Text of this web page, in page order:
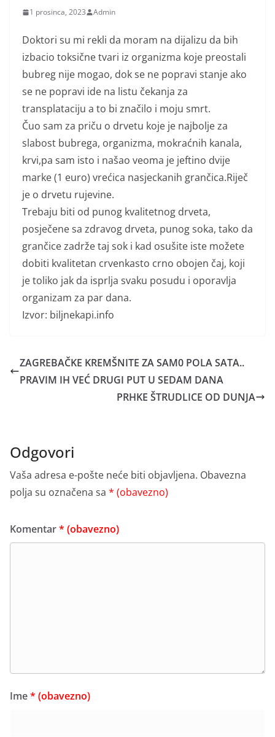
1 prosinca, 2023 Admin
Doktori su mi rekli da moram na dijalizu da bih
izbacio toksične tvari iz organizma koje preostali
bubreg nije mogao, dok se ne popravi stanje ako
se ne popravi ide na listu čekanja za
transplataciju a to bi značilo i moju smrt.
Čuo sam za priču o drvetu koje je najbolje za
slabost bubrega, organizma, mokraćnih kanala,
krvi,pa sam isto i našao veoma je jeftino dvije
marke (1 euro) vrećica nasjeckanih grančica.Riječ
je o drvetu rujevine.
Trebaju biti od punog kvalitetnog drveta,
posječene sa zdravog drveta, punog soka, tako da
grančice zadrže taj sok i kad osušite iste možete
dobiti kvalitetan crvenkasto crno obojen čaj, koji
je toliko jak da isprlja svaku posudu i oporavlja
organizam za par dana.
Izvor: biljnekapi.info
ZAGREBAČKE KREMŠNITE ZA SAM0 POLA SATA..
PRAVIM IH VEĆ DRUGI PUT U SEDAM DANA
PRHKE ŠTRUDLICE OD DUNJA
Odgovori
Vaša adresa e-pošte neće biti objavljena. Obavezna
polja su označena sa * (obavezno)
Komentar* (obavezno)
Ime* (obavezno)